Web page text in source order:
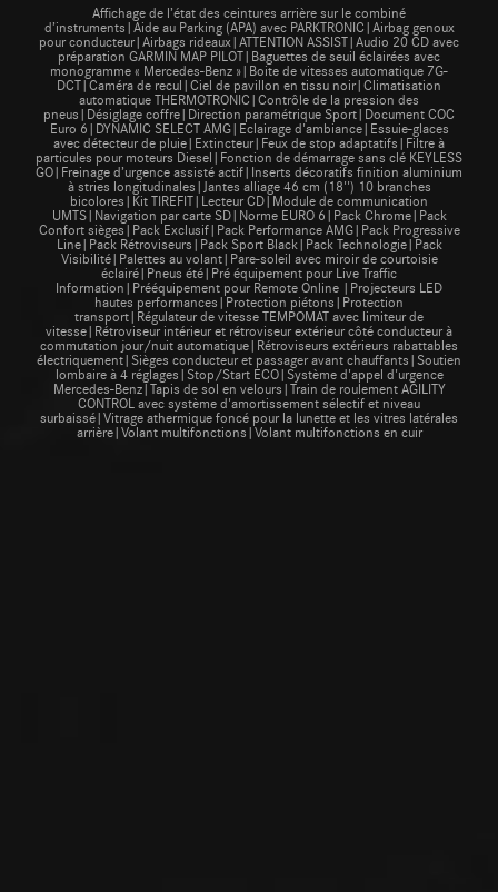
Affichage de l’état des ceintures arrière sur le combiné
d’instruments|Aide au Parking (APA) avec PARKTRONIC|Airbag genoux
pour conducteur|Airbags rideaux|ATTENTION ASSIST|Audio 20 CD avec
préparation GARMIN MAP PILOT|Baguettes de seuil éclairées avec
monogramme « Mercedes-Benz »|Boite de vitesses automatique 7G-
DCT|Caméra de recul|Ciel de pavillon en tissu noir|Climatisation
automatique THERMOTRONIC|Contrôle de la pression des
pneus|Désiglage coffre|Direction paramétrique Sport|Document COC
Euro 6|DYNAMIC SELECT AMG|Eclairage d'ambiance|Essuie-glaces
avec détecteur de pluie|Extincteur|Feux de stop adaptatifs|Filtre à
particules pour moteurs Diesel|Fonction de démarrage sans clé KEYLESS
GO|Freinage d’urgence assisté actif|Inserts décoratifs finition aluminium
à stries longitudinales|Jantes alliage 46 cm (18'') 10 branches
bicolores|Kit TIREFIT|Lecteur CD|Module de communication
UMTS|Navigation par carte SD|Norme EURO 6|Pack Chrome|Pack
Confort sièges|Pack Exclusif|Pack Performance AMG|Pack Progressive
Line|Pack Rétroviseurs|Pack Sport Black|Pack Technologie|Pack
Visibilité|Palettes au volant|Pare-soleil avec miroir de courtoisie
éclairé|Pneus été|Pré équipement pour Live Traffic
Information|Prééquipement pour Remote Online |Projecteurs LED
hautes performances|Protection piétons|Protection
transport|Régulateur de vitesse TEMPOMAT avec limiteur de
vitesse|Rétroviseur intérieur et rétroviseur extérieur côté conducteur à
commutation jour/nuit automatique|Rétroviseurs extérieurs rabattables
électriquement|Sièges conducteur et passager avant chauffants|Soutien
lombaire à 4 réglages|Stop/Start ECO|Système d'appel d'urgence
Mercedes-Benz|Tapis de sol en velours|Train de roulement AGILITY
CONTROL avec système d'amortissement sélectif et niveau
surbaissé|Vitrage athermique foncé pour la lunette et les vitres latérales
arrière|Volant multifonctions|Volant multifonctions en cuir